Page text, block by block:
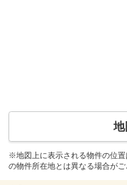
地
※地図上に表示される物件の位
の物件所在地とは異なる場合がご